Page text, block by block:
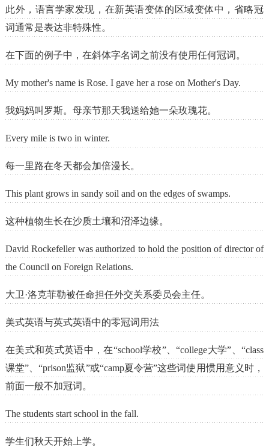
此外，语言学家发现，在新英语变体的区域变体中，省略冠
词通常是表达非特殊性。
在下面的例子中，在斜体字名词之前没有使用任何冠词。
My mother's name is Rose. I gave her a rose on Mother's Day.
我妈妈叫罗斯。母亲节那天我送给她一朵玫瑰花。
Every mile is two in winter.
每一里路在冬天都会加倍漫长。
This plant grows in sandy soil and on the edges of swamps.
这种植物生长在沙质土壤和沼泽边缘。
David Rockefeller was authorized to hold the position of director of
the Council on Foreign Relations.
大卫·洛克菲勒被任命担任外交关系委员会主任。
美式英语与英式英语中的零冠词用法
在美式和英式英语中，在“school学校”、“college大学”、“class
课堂”、“prison监狱”或“camp夏令营”这些词使用惯用意义时，
前面一般不加冠词。
The students start school in the fall.
学生们秋天开始上学。